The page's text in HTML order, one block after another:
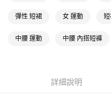
萊爾富取貨付款
彈性 短裙 女 運動 短
中腰 運動 中腰 內搭短褲
詳細說明